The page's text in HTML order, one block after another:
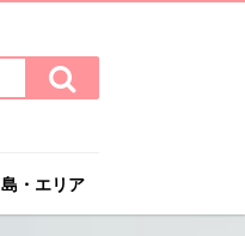
検
索
す
島・エリア